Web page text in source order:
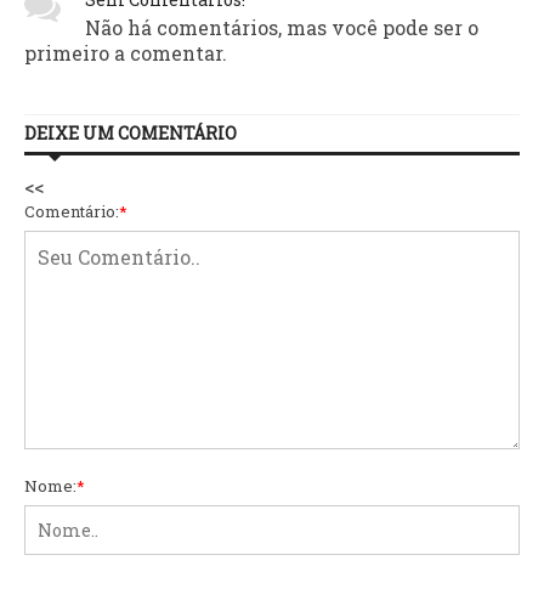
Não há comentários, mas você pode ser o
primeiro a comentar.
DEIXE UM COMENTÁRIO
<<
Comentário:*
Nome:*